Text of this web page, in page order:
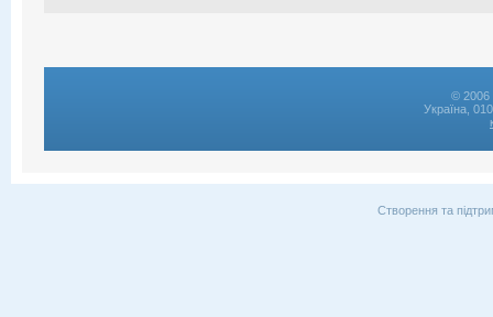
© 2006
Україна,
Створення та